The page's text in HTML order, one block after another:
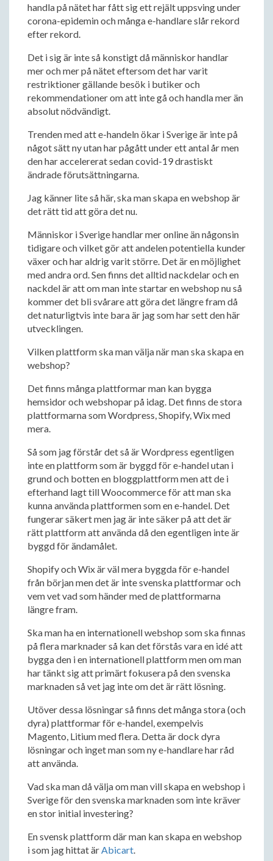
handla på nätet har fått sig ett rejält uppsving under
corona-epidemin och många e-handlare slår rekord
efter rekord.
Det i sig är inte så konstigt då människor handlar
mer och mer på nätet eftersom det har varit
restriktioner gällande besök i butiker och
rekommendationer om att inte gå och handla mer än
absolut nödvändigt.
Trenden med att e-handeln ökar i Sverige är inte på
något sätt ny utan har pågått under ett antal år men
den har accelererat sedan covid-19 drastiskt
ändrade förutsättningarna.
Jag känner lite så här, ska man skapa en webshop är
det rätt tid att göra det nu.
Människor i Sverige handlar mer online än någonsin
tidigare och vilket gör att andelen potentiella kunder
växer och har aldrig varit större. Det är en möjlighet
med andra ord. Sen finns det alltid nackdelar och en
nackdel är att om man inte startar en webshop nu så
kommer det bli svårare att göra det längre fram då
det naturligtvis inte bara är jag som har sett den här
utvecklingen.
Vilken plattform ska man välja när man ska skapa en
webshop?
Det finns många plattformar man kan bygga
hemsidor och webshopar på idag. Det finns de stora
plattformarna som Wordpress, Shopify, Wix med
mera.
Så som jag förstår det så är Wordpress egentligen
inte en plattform som är byggd för e-handel utan i
grund och botten en bloggplattform men att de i
efterhand lagt till Woocommerce för att man ska
kunna använda plattformen som en e-handel. Det
fungerar säkert men jag är inte säker på att det är
rätt plattform att använda då den egentligen inte är
byggd för ändamålet.
Shopify och Wix är väl mera byggda för e-handel
från början men det är inte svenska plattformar och
vem vet vad som händer med de plattformarna
längre fram.
Ska man ha en internationell webshop som ska finnas
på flera marknader så kan det förstås vara en idé att
bygga den i en internationell plattform men om man
har tänkt sig att primärt fokusera på den svenska
marknaden så vet jag inte om det är rätt lösning.
Utöver dessa lösningar så finns det många stora (och
dyra) plattformar för e-handel, exempelvis
Magento, Litium med flera. Detta är dock dyra
lösningar och inget man som ny e-handlare har råd
att använda.
Vad ska man då välja om man vill skapa en webshop i
Sverige för den svenska marknaden som inte kräver
en stor initial investering?
En svensk plattform där man kan skapa en webshop
i som jag hittat ärAbicart.